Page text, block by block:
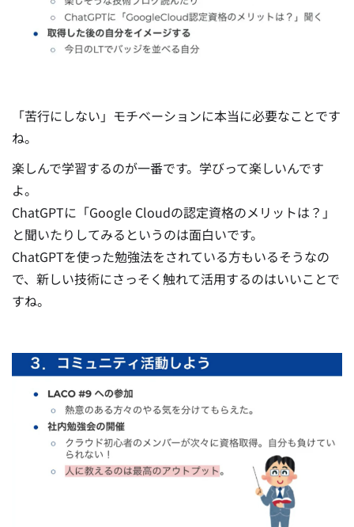
「苦行にしない」モチベーションに本当に必要なことです
ね。
楽しんで学習するのが一番です。学びって楽しいんです
よ。
ChatGPTに「Google Cloudの認定資格のメリットは？」
と聞いたりしてみるというのは面白いです。
ChatGPTを使った勉強法をされている方もいるそうなの
で、新しい技術にさっそく触れて活用するのはいいことで
すね。